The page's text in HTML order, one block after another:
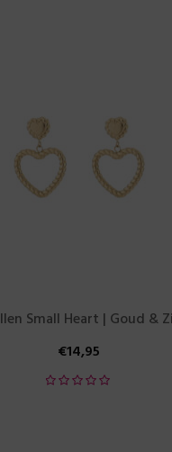
Small Heart | Goud &
€14,95